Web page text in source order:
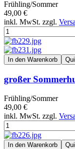
Frühling/Sommer
49,00 €
inkl. MwSt. zzgl.
In den Warenkorb
großer
Frühling/Sommer
49,00 €
inkl. MwSt. zzgl.
In den Warenkorb